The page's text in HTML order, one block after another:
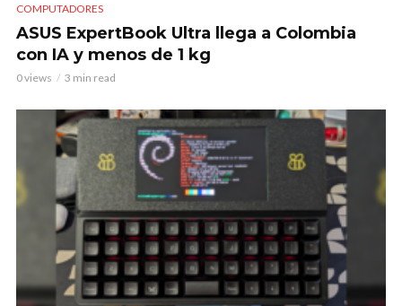
COMPUTADORES
ASUS ExpertBook Ultra llega a Colombia
con IA y menos de 1 kg
0 views 3 min read